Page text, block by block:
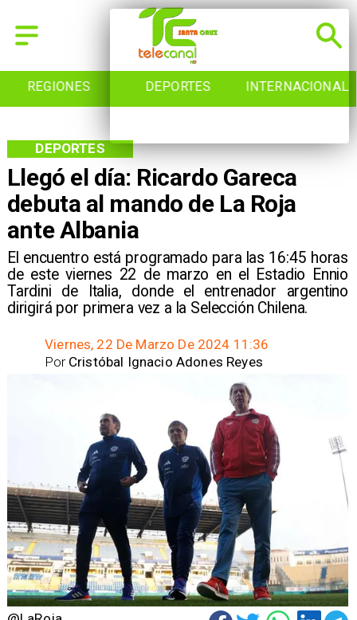
REGIONES DEPORTES INTERNACIONAL
Llegó el día: Ricardo Gareca
debuta al mando de La Roja
ante Albania
El encuentro está programado para las 16:45 horas
de este viernes 22 de marzo en el Estadio Ennio
Tardini de Italia, donde el entrenador argentino
dirigirá por primera vez a la Selección Chilena.
DEPORTES
Viernes, 22 De Marzo De 2024 11:36
Cristóbal Ignacio Adones Reyes
Por